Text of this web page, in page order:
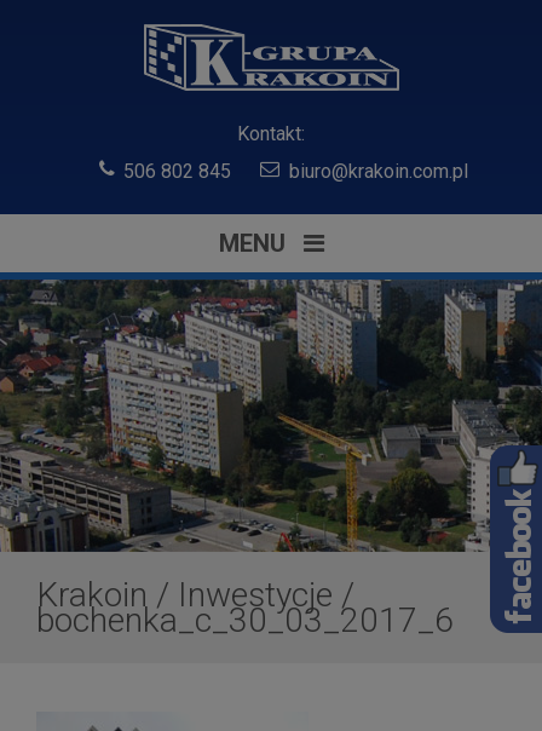
Kontakt:
506 802 845
biuro@krakoin.com.pl
MENU
Krakoin / Inwestycje /
bochenka_c_30_03_2017_6